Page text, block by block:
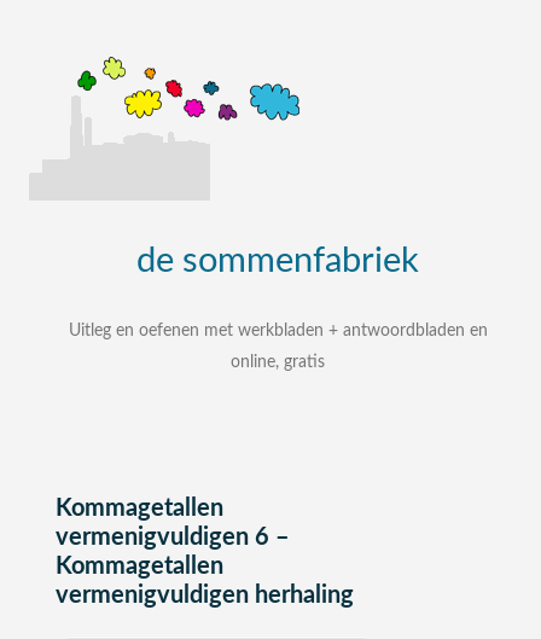
de sommenfabriek
Uitleg en oefenen met werkbladen + antwoordbladen en
online, gratis
Kommagetallen
vermenigvuldigen 6 –
Kommagetallen
vermenigvuldigen herhaling